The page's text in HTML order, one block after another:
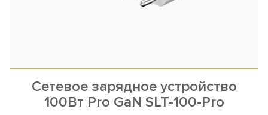
Сетевое зарядное устройство
100Вт Pro GaN SLT-100-Pro